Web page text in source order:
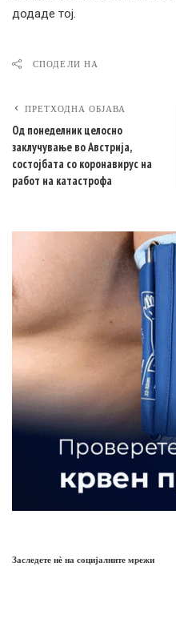
додаде тој.
СПОДЕЛИ НА
ПРЕТХОДНА ОБЈАВА
Од понеделник целосно
заклучување во Австрија,
состојбата со коронавирус на
работ на катастрофа
Заследете нѐ на социјалните мрежи